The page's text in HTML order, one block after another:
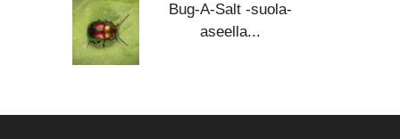
Bug-A-Salt -suola-
aseella...